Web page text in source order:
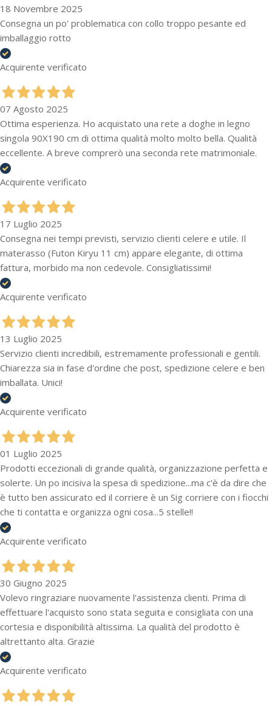
18 Novembre 2025
Consegna un po' problematica con collo troppo pesante ed
imballaggio rotto
Acquirente verificato
07 Agosto 2025
Ottima esperienza. Ho acquistato una rete a doghe in legno
singola 90X190 cm di ottima qualità molto molto bella. Qualità
eccellente. A breve comprerò una seconda rete matrimoniale.
Acquirente verificato
17 Luglio 2025
Consegna nei tempi previsti, servizio clienti celere e utile. Il
materasso (Futon Kiryu 11 cm) appare elegante, di ottima
fattura, morbido ma non cedevole. Consigliatissimi!
Acquirente verificato
13 Luglio 2025
Servizio clienti incredibili, estremamente professionali e gentili.
Chiarezza sia in fase d'ordine che post, spedizione celere e ben
imballata. Unici!
Acquirente verificato
01 Luglio 2025
Prodotti eccezionali di grande qualità, organizzazione perfetta e
solerte. Un po incisiva la spesa di spedizione...ma c'è da dire che
è tutto ben assicurato ed il corriere è un Sig corriere con i fiocchi
che ti contatta e organizza ogni cosa...5 stelle!!
Acquirente verificato
30 Giugno 2025
Volevo ringraziare nuovamente l'assistenza clienti. Prima di
effettuare l'acquisto sono stata seguita e consigliata con una
cortesia e disponibilità altissima. La qualità del prodotto è
altrettanto alta. Grazie
Acquirente verificato